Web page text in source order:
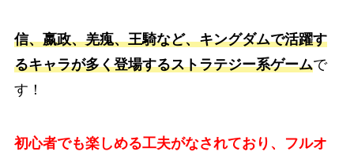
信、嬴政、羌瘣、王騎など、キングダムで活躍す
るキャラが多く登場するストラテジー系ゲームで
す！
初心者でも楽しめる工夫がなされており、フルオ